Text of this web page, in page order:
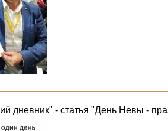
дневник" - статья "День Невы -